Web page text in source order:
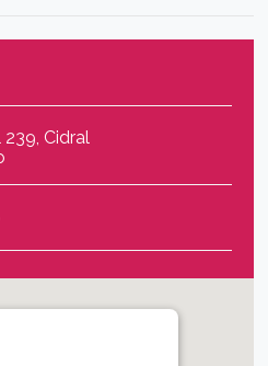
Cidral